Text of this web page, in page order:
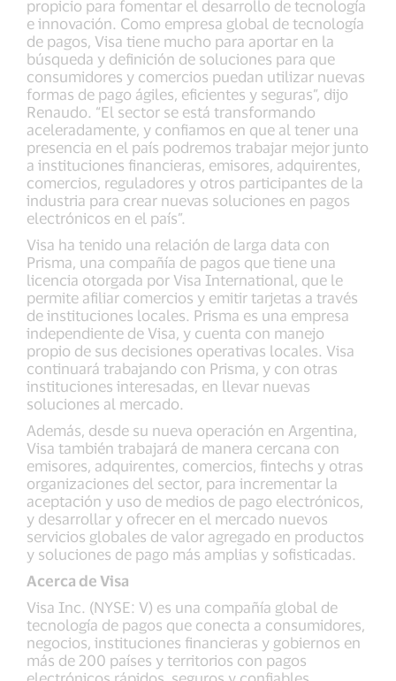
propicio para fomentar el desarrollo de tecnología
e innovación. Como empresa global de tecnología
de pagos, Visa tiene mucho para aportar en la
búsqueda y definición de soluciones para que
consumidores y comercios puedan utilizar nuevas
formas de pago ágiles, eficientes y seguras”, dijo
Renaudo. “El sector se está transformando
aceleradamente, y confiamos en que al tener una
presencia en el país podremos trabajar mejor junto
a instituciones financieras, emisores, adquirentes,
comercios, reguladores y otros participantes de la
industria para crear nuevas soluciones en pagos
electrónicos en el país”.
Visa ha tenido una relación de larga data con
Prisma, una compañía de pagos que tiene una
licencia otorgada por Visa International, que le
permite afiliar comercios y emitir tarjetas a través
de instituciones locales. Prisma es una empresa
independiente de Visa, y cuenta con manejo
propio de sus decisiones operativas locales. Visa
continuará trabajando con Prisma, y con otras
instituciones interesadas, en llevar nuevas
soluciones al mercado.
Además, desde su nueva operación en Argentina,
Visa también trabajará de manera cercana con
emisores, adquirentes, comercios, fintechs y otras
organizaciones del sector, para incrementar la
aceptación y uso de medios de pago electrónicos,
y desarrollar y ofrecer en el mercado nuevos
servicios globales de valor agregado en productos
y soluciones de pago más amplias y sofisticadas.
Acerca de Visa
Visa Inc. (NYSE: V) es una compañía global de
tecnología de pagos que conecta a consumidores,
negocios, instituciones financieras y gobiernos en
más de 200 países y territorios con pagos